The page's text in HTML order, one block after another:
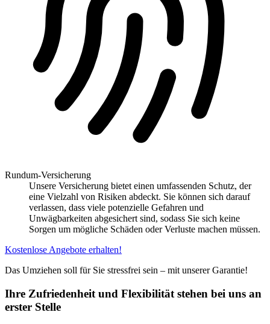
Rundum-Versicherung
Unsere Versicherung bietet einen umfassenden Schutz, der
eine Vielzahl von Risiken abdeckt. Sie können sich darauf
verlassen, dass viele potenzielle Gefahren und
Unwägbarkeiten abgesichert sind, sodass Sie sich keine
Sorgen um mögliche Schäden oder Verluste machen müssen.
Kostenlose Angebote erhalten!
Das Umziehen soll für Sie stressfrei sein – mit unserer Garantie!
Ihre Zufriedenheit und Flexibilität stehen bei uns an
erster Stelle